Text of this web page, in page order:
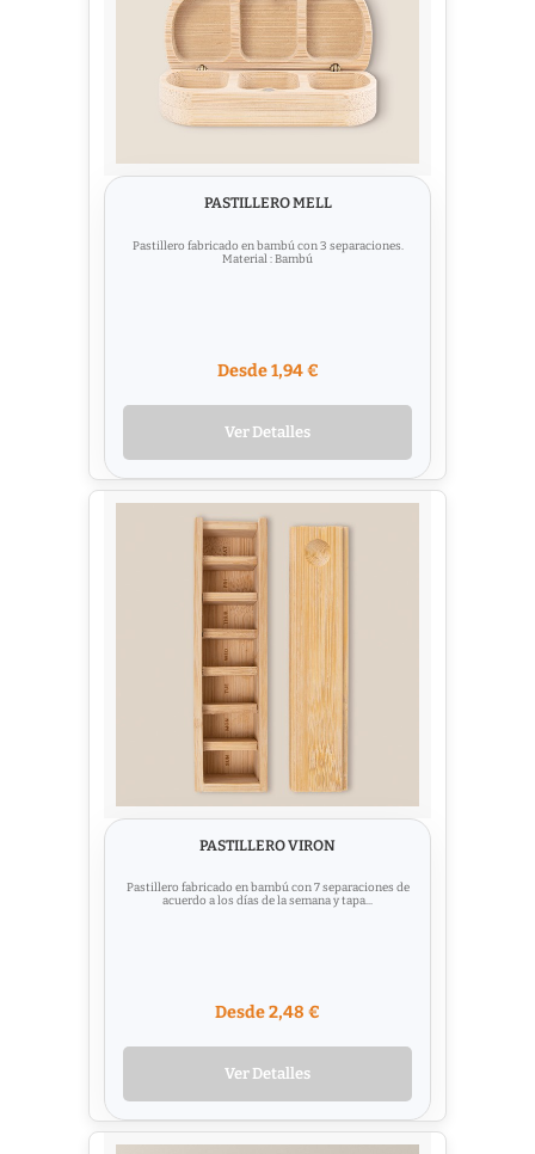
PASTILLERO MELL
Pastillero fabricado en bambú con 3 separaciones.
Material : Bambú
Desde 1,94 €
Ver Detalles
PASTILLERO VIRON
Pastillero fabricado en bambú con 7 separaciones de
acuerdo a los días de la semana y tapa...
Desde 2,48 €
Ver Detalles